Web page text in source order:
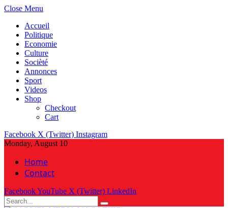
Close Menu
Accueil
Politique
Economie
Culture
Socièté
Annonces
Sport
Videos
Shop
Checkout
Cart
Facebook X (Twitter) Instagram
Monday, August 10
Home
Contact
FacebookYouTube X (Twitter) LinkedIn